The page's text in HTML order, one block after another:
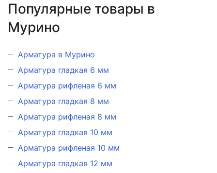
Популярные товары в
Мурино
Арматура в Мурино
Арматура гладкая 6 мм
Арматура рифленая 6 мм
Арматура гладкая 8 мм
Арматура рифленая 8 мм
Арматура гладкая 10 мм
Арматура рифленая 10 мм
Арматура гладкая 12 мм